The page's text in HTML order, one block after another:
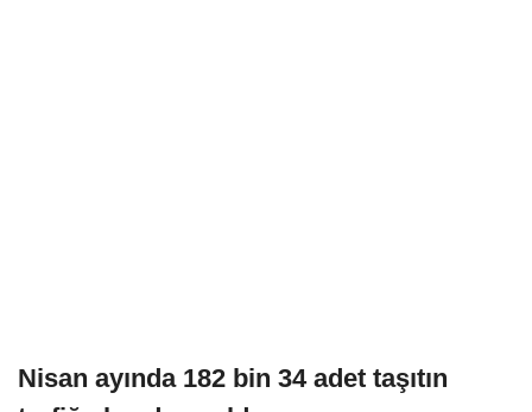
Nisan ayında 182 bin 34 adet taşıtın